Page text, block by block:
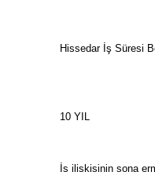
Hissedar İş Süresi
10 YIL
İş ilişkisinin sona